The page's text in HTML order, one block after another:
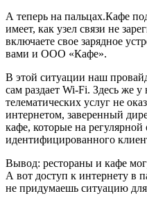
А теперь на пальцах.Кафе
имеет, как узел связи не
включаете свое зарядное
вами и ООО «Кафе».
В этой ситуации наш
сам раздает Wi-Fi. Здесь же
телематических услуг не
интернетом, заверенный
кафе, которые на
идентифицированного
Вывод: рестораны и кафе
А вот доступ к интернету в
не придумаешь ситуацию